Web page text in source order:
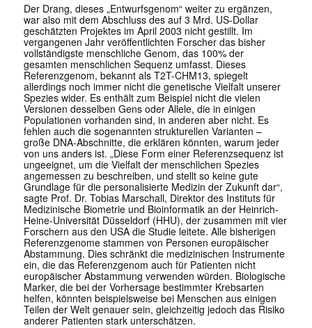
Der Drang, dieses „Entwurfsgenom“ weiter zu ergänzen,
war also mit dem Abschluss des auf 3 Mrd. US-Dollar
geschätzten Projektes im April 2003 nicht gestillt. Im
vergangenen Jahr veröffentlichten Forscher das bisher
vollständigste menschliche Genom, das 100% der
gesamten menschlichen Sequenz umfasst. Dieses
Referenzgenom, bekannt als T2T-CHM13, spiegelt
allerdings noch immer nicht die genetische Vielfalt unserer
Spezies wider. Es enthält zum Beispiel nicht die vielen
Versionen desselben Gens oder Allele, die in einigen
Populationen vorhanden sind, in anderen aber nicht. Es
fehlen auch die sogenannten strukturellen Varianten –
große DNA-Abschnitte, die erklären könnten, warum jeder
von uns anders ist. „Diese Form einer Referenzsequenz ist
ungeeignet, um die Vielfalt der menschlichen Spezies
angemessen zu beschreiben, und stellt so keine gute
Grundlage für die personalisierte Medizin der Zukunft dar“,
sagte Prof. Dr. Tobias Marschall, Direktor des Instituts für
Medizinische Biometrie und Bioinformatik an der Heinrich-
Heine-Universität Düsseldorf (HHU), der zusammen mit vier
Forschern aus den USA die Studie leitete. Alle bisherigen
Referenzgenome stammen von Personen europäischer
Abstammung. Dies schränkt die medizinischen Instrumente
ein, die das Referenzgenom auch für Patienten nicht
europäischer Abstammung verwenden würden. Biologische
Marker, die bei der Vorhersage bestimmter Krebsarten
helfen, könnten beispielsweise bei Menschen aus einigen
Teilen der Welt genauer sein, gleichzeitig jedoch das Risiko
anderer Patienten stark unterschätzen.